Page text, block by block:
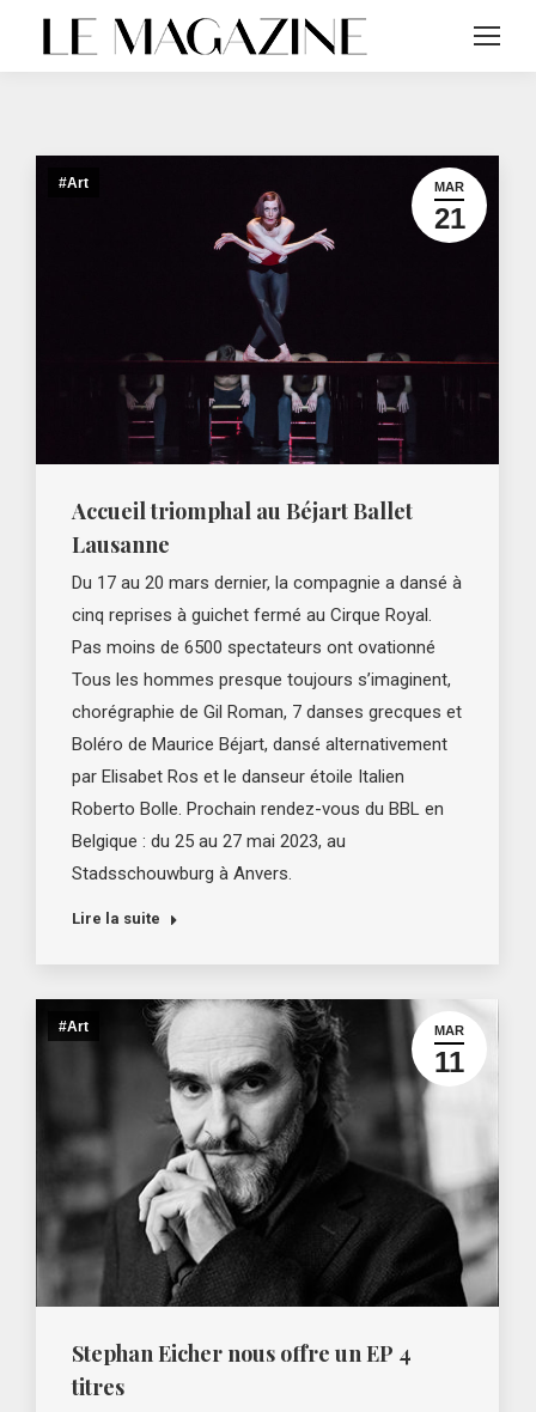
MAR
21
#Art
Accueil triomphal au Béjart Ballet
Lausanne
Du 17 au 20 mars dernier, la compagnie a dansé à
cinq reprises à guichet fermé au Cirque Royal.
Pas moins de 6500 spectateurs ont ovationné
Tous les hommes presque toujours s’imaginent,
chorégraphie de Gil Roman, 7 danses grecques et
Boléro de Maurice Béjart, dansé alternativement
par Elisabet Ros et le danseur étoile Italien
Roberto Bolle. Prochain rendez-vous du BBL en
Belgique : du 25 au 27 mai 2023, au
Stadsschouwburg à Anvers.
Lire la suite
MAR
11
#Art
Stephan Eicher nous offre un EP 4
titres